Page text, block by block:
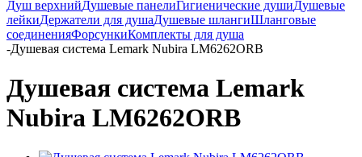
Душ верхнийДушевые панелиГигиенические душиДушевые
лейкиДержатели для душаДушевые шлангиШланговые
соединенияФорсункиКомплекты для душа
-Душевая система Lemark Nubira LM6262ORB
Душевая система Lemark
Nubira LM6262ORB